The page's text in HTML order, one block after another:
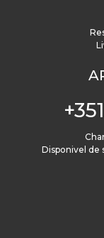
Disponivel de